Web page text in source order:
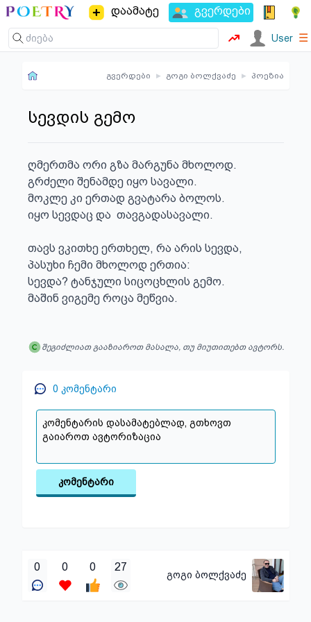
დაამატე გვერდები
User ☰
გვერდები ▸ გოგი ბოლქვაძე ▸ პოეზია
სევდის გემო
ღმერთმა ორი გზა მარგუნა მხოლოდ.
გრძელი შენამდე იყო სავალი.
მოკლე კი ერთად გვატარა ბოლოს.
იყო სევდაც და  თავგადასავალი.
თავს ვკითხე ერთხელ, რა არის სევდა,
პასუხი ჩემი მხოლოდ ერთია:
სევდა? ტანჯული სიცოცხლის გემო.
მაშინ ვიგემე როცა მეწვია.
შეგიძლიათ გააზიაროთ მასალა, თუ მიუთითებთ ავტორს.
0 კომენტარი
კომენტარი
0 0 0 27
გოგი ბოლქვაძე